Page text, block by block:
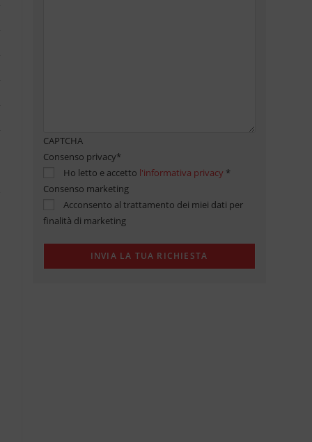
CAPTCHA
Consenso privacy*
Ho letto e accetto l'informativa privacy *
Consenso marketing
Acconsento al trattamento dei miei dati per
finalità di marketing